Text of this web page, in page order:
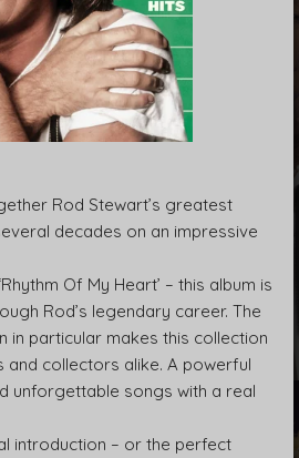
Rod Stewart’s greatest
decades on an impressive
Of My Heart’ – this album is
Rod’s legendary career. The
in particular makes this collection
and collectors alike. A powerful
unforgettable songs with a real
introduction – or the perfect